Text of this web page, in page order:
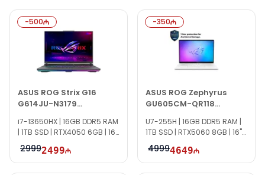
-500
ASUS ROG Strix G16
G614JU-N3179
90NR0CC1-M00Z50
i7-13650HX | 16GB DDR5 RAM
| 1TB SSD | RTX4050 6GB | 16"
WUXGA | 165Hz
29992499
-350
ASUS ROG Zephyrus
GU605CM-QR118
(90NR0M21-M006B0)
Gaming Laptop
U7-255H | 16GB DDR5 RAM |
1TB SSD | RTX5060 8GB | 16"
2.5K | OLED | 240Hz
49994649